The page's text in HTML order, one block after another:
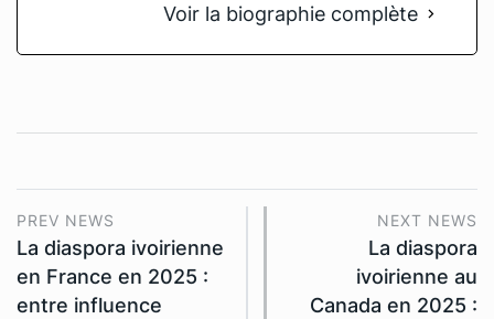
Voir la biographie complète
PREV NEWS
La diaspora ivoirienne
en France en 2025 :
entre influence
NEXT NEWS
La diaspora
ivoirienne au
Canada en 2025 :